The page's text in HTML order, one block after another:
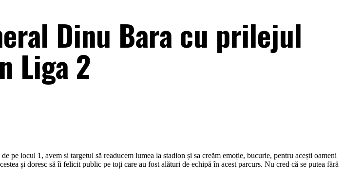
Dinu Bara cu prilejul
Liga 2
pe locul 1, avem si targetul să readucem lumea la stadion și sa creăm emoție, bucurie, pentru acești oameni
și doresc să îi felicit public pe toți care au fost alături de echipă în acest parcurs. Nu cred că se putea fără